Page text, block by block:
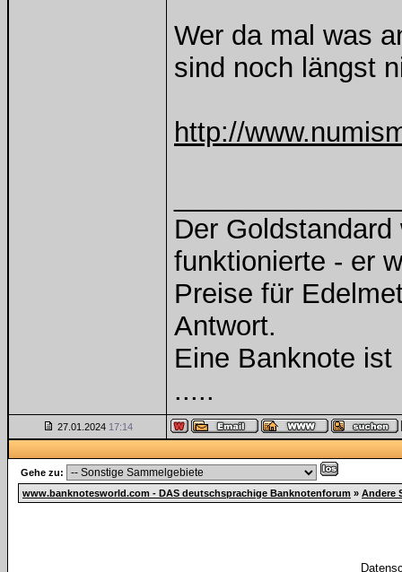
Wer da mal was
sind noch längst
http://
Der
funktionierte - er
Preise für
Antwort.
Eine Banknote
.....
27.01.2024 17:14
Gehe zu:
www.banknotesworld.com - DAS deutschsprachige Banknotenforum » Andere